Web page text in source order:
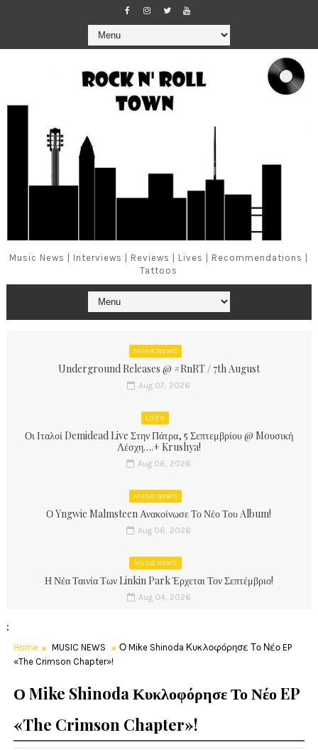
Music News | Interviews | Reviews | Lives | Recommendations |
Tattoos
MUSIC NEWS
Underground Releases @ #RnRT / 7th August
Aug 07, 2026
LIVES
Οι Ιταλοί Demidead Live Στην Πάτρα, 5 Σεπτεμβρίου @ Moυσική
Λέσχη….+ Krushya!
Aug 06, 2026
MUSIC NEWS
Ο Yngwie Malmsteen Ανακοίνωσε Το Νέο Του Album!
Aug 06, 2026
MUSIC NEWS
Η Νέα Ταινία Των Linkin Park Έρχεται Τον Σεπτέμβριο!
Aug 04, 2026
;
Home MUSIC NEWS
Ο Mike Shinoda Κυκλοφόρησε Το Νέο EP
«The Crimson Chapter»!
Ο Mike Shinoda Κυκλοφόρησε Το Νέο EP
«The Crimson Chapter»!